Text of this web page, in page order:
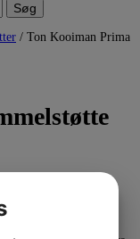
Søg
/ Ton Kooiman Prima
now. The Prima
against your